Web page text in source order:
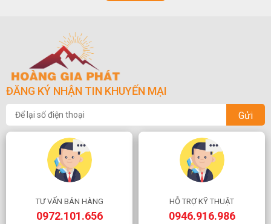
ĐĂNG KÝ NHẬN TIN KHUYẾN MẠI
Gửi
TƯ VẤN BÁN HÀNG
0972.101.656
HỖ TRỢ KỸ THUẬT
0946.916.986